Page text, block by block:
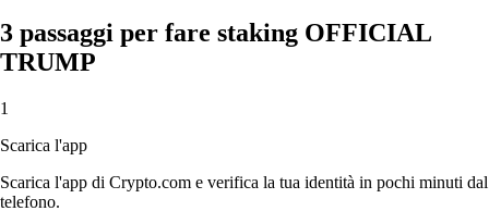
3 passaggi per fare staking OFFICIAL
TRUMP
1
Scarica l'app
Scarica l'app di Crypto.com e verifica la tua identità in pochi minuti dal
telefono.